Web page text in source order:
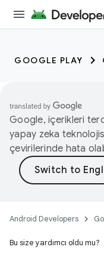
GOOGLE PLAY
Google, içerikleri
yapay zeka
çevirilerinde hata
Android Developers
Bu size yardımcı oldu mu?